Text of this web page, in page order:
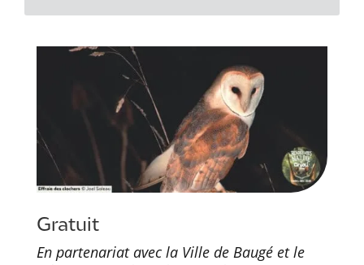
Gratuit
En partenariat avec la Ville de Baugé et le